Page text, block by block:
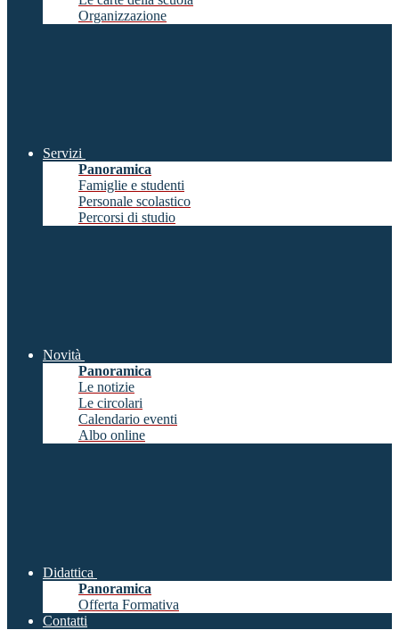
Organizzazione
Servizi
Panoramica
Famiglie e studenti
Personale scolastico
Percorsi di studio
Novità
Panoramica
Le notizie
Le circolari
Calendario eventi
Albo online
Didattica
Panoramica
Offerta Formativa
Contatti